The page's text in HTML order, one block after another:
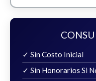
✓ Sin Costo Inicial
✓ Sin Honorarios Si